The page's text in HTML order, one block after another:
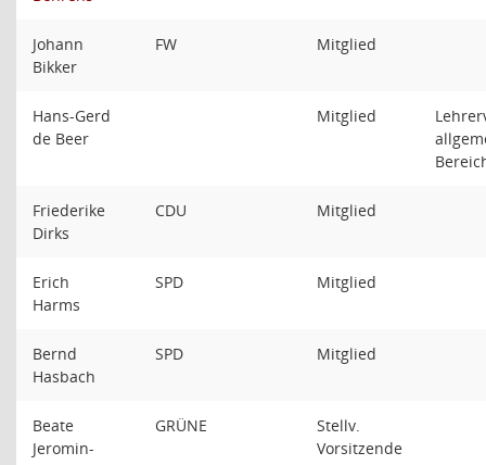
Johann
Bikker
FW Mitglied
Hans-Gerd
de Beer
Mitglied
Friederike
Dirks
CDU Mitglied
Erich
Harms
SPD Mitglied
Bernd
Hasbach
SPD Mitglied
Beate
Jeromin-
GRÜNE
Stellv.
Vorsitzende